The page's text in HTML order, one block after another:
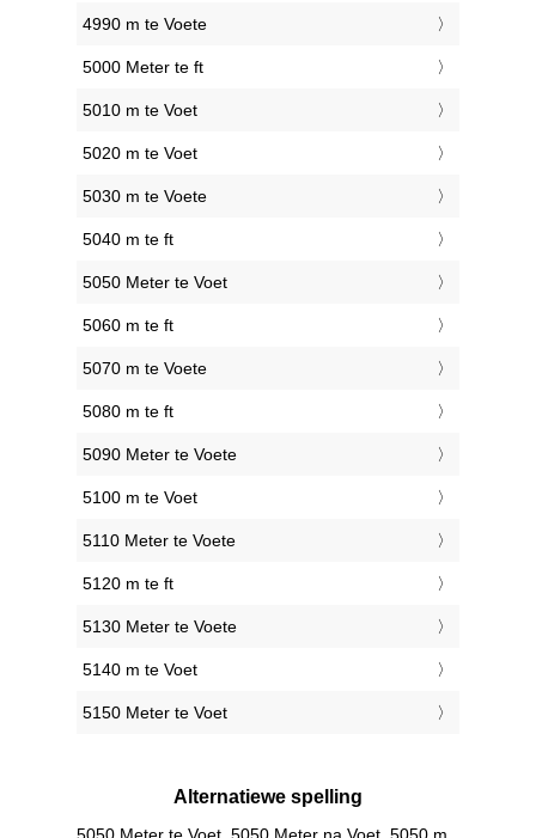
4990 m te Voete
5000 Meter te ft
5010 m te Voet
5020 m te Voet
5030 m te Voete
5040 m te ft
5050 Meter te Voet
5060 m te ft
5070 m te Voete
5080 m te ft
5090 Meter te Voete
5100 m te Voet
5110 Meter te Voete
5120 m te ft
5130 Meter te Voete
5140 m te Voet
5150 Meter te Voet
Alternatiewe spelling
5050 Meter te Voet, 5050 Meter na Voet, 5050 m